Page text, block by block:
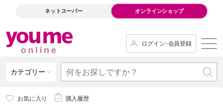
ネットスーパー オンラインショップ
ログイン･会員登録
カテゴリー
お気に入り 購入履歴